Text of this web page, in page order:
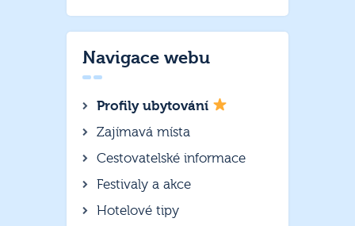
Navigace webu
Profily ubytování
Zajímavá místa
Cestovatelské informace
Festivaly a akce
Hotelové tipy